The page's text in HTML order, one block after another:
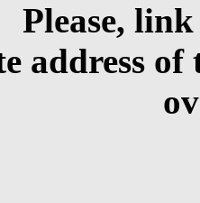
Please,
address